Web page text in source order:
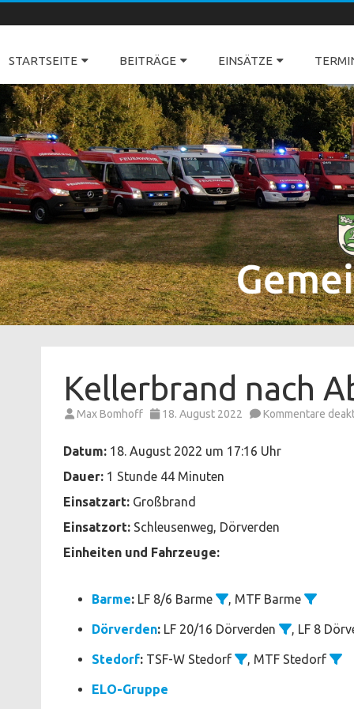
STARTSEITE BEITRÄGE EINSÄTZE
Kellerbrand nach
Max Bomhoff 18. August 2022 Kommentare
Datum: 18. August 2022 um 17:16 Uhr
Dauer: 1 Stunde 44 Minuten
Einsatzart: Großbrand
Einsatzort: Schleusenweg, Dörverden
Einheiten und Fahrzeuge:
Barme: LF 8/6 Barme , MTF Barme
Dörverden: LF 20/16 Dörverden , LF 8
Stedorf: TSF-W Stedorf , MTF Stedorf
ELO-Gruppe